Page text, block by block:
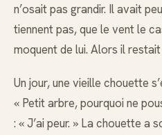
n’osait pas grandir. Il avait
tiennent pas, que le vent le
moquent de lui. Alors il
Un jour, une vieille chouette
« Petit arbre, pourquoi ne
: « J’ai peur. » La chouette a